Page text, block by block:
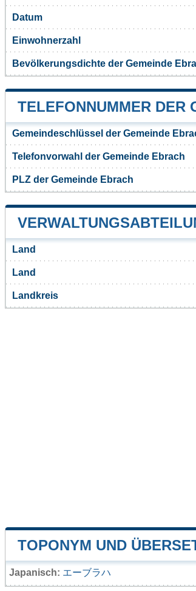
Datum
Einwohnerzahl
Bevölkerungsdichte der Gemeinde
TELEFONNUMMER DER
Gemeindeschlüssel der Gemeinde
Telefonvorwahl der Gemeinde Ebrach
PLZ der Gemeinde Ebrach
Land
Land
Landkreis
TOPONYM UND
Japanisch: エーブラハ